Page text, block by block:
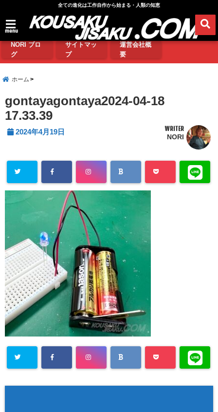
全ての進化は工作自作から始まる・人類の知恵
menu
NORI ブロ
グ
サイトマッ
プ
運営会社概
要
ホーム
gontayagontaya2024-04-18
17.33.39
2024年4月19日 WRITER
NORI